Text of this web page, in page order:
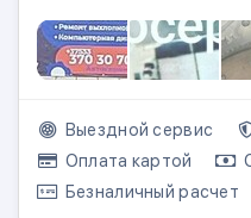
Выездной сервис
Оплата картой
Безналичный расчет